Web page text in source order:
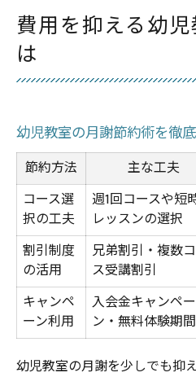
費用を抑える幼
は
幼児教室の月謝節約術を徹
節約方法 主な工夫
コース選
択の工夫
週1回コースや短
レッスンの選択
割引制度
の活用
兄弟割引・複数
ス受講割引
キャンペ
ーン利用
入会金キャンペー
ン・無料体験期間
幼児教室の月謝を少しでも抑